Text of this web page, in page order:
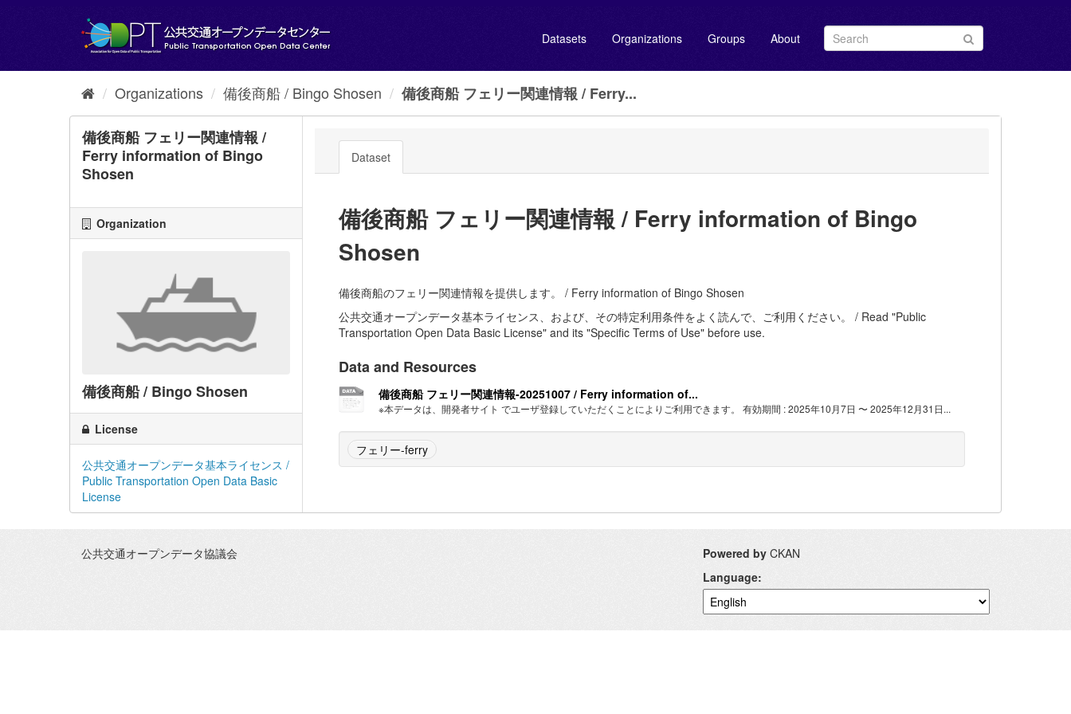
Datasets Organizations Groups About
Organizations 備後商船 / Bingo Shosen 備後商船 フェリー関連情報 / Ferry...
備後商船 フェリー関連情報 /
Ferry information of Bingo
Shosen
Organization
備後商船 / Bingo Shosen
License
公共交通オープンデータ基本ライセンス /
Public Transportation Open Data Basic
License
Dataset
備後商船 フェリー関連情報 / Ferry information of Bingo
Shosen
備後商船のフェリー関連情報を提供します。 / Ferry information of Bingo Shosen
公共交通オープンデータ基本ライセンス、および、その特定利用条件をよく読んで、ご利用ください。 / Read "Public
Transportation Open Data Basic License" and its "Specific Terms of Use" before use.
Data and Resources
備後商船 フェリー関連情報-20251007 / Ferry information of...
※本データは、開発者サイト でユーザ登録していただくことによりご利用できます。 有効期間 : 2025年10月7日 〜 2025年12月31日...
フェリー-ferry
公共交通オープンデータ協議会 Powered by CKAN
Language